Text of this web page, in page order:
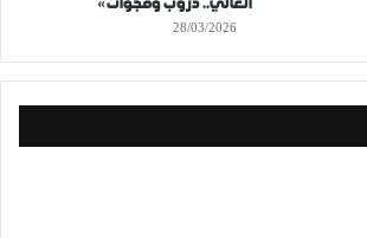
العالي.. دروب وفجوات»
28/03/2026